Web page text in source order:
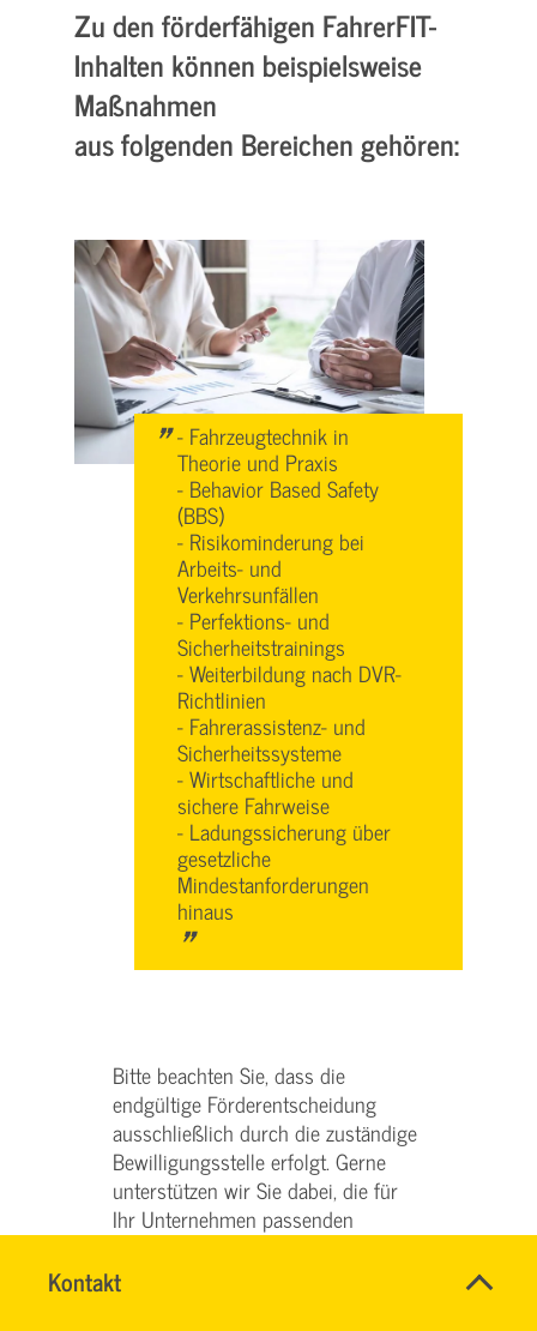
Kontakt
SERVICE
Name*
Zu den förderfähigen FahrerFIT-
Inhalten können beispielsweise
Maßnahmen
aus folgenden Bereichen gehören:
" - Fahrzeugtechnik in
Theorie und Praxis
- Behavior Based Safety
(BBS)
- Risikominderung bei
Arbeits- und
Verkehrsunfällen
- Perfektions- und
Sicherheitstrainings
- Weiterbildung nach DVR-
Richtlinien
- Fahrerassistenz- und
Sicherheitssysteme
- Wirtschaftliche und
sichere Fahrweise
- Ladungssicherung über
gesetzliche
Mindestanforderungen
hinaus
"
Bitte beachten Sie, dass die
endgültige Förderentscheidung
ausschließlich durch die zuständige
Bewilligungsstelle erfolgt. Gerne
unterstützen wir Sie dabei, die für
Ihr Unternehmen passenden
und den Förderantrag erfolgreich